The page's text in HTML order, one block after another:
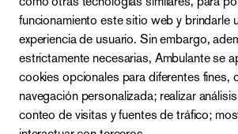
funcionamiento este sitio web y brindarle
experiencia de usuario. Sin embargo,
estrictamente necesarias, Ambulante se
cookies opcionales para diferentes fines,
navegación personalizada; realizar
conteo de visitas y fuentes de tráfico;